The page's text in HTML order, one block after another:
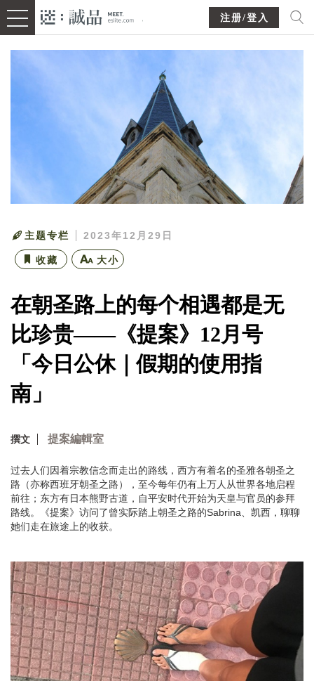
注册/登入
主题专栏 2023年12月29日
收藏 大小
在朝圣路上的每个相遇都是无
比珍贵——《提案》12月号
「今日公休｜假期的使用指
南」
撰文 提案編輯室
过去人们因着宗教信念而走出的路线，西方有着名的圣雅各朝圣之
路（亦称西班牙朝圣之路），至今每年仍有上万人从世界各地启程
前往；东方有日本熊野古道，自平安时代开始为天皇与官员的参拜
路线。《提案》访问了曾实际踏上朝圣之路的Sabrina、凯西，聊聊
她们走在旅途上的收获。